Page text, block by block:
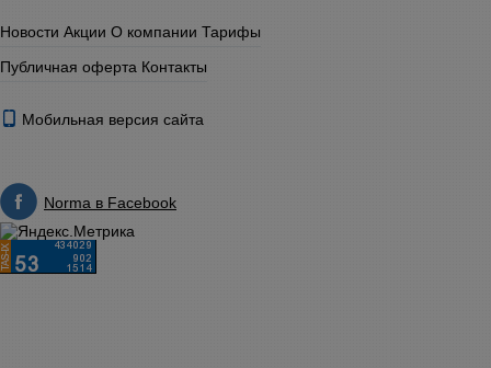
Новости Акции О компании Тарифы
Публичная оферта Контакты
Мобильная версия сайта
Norma в Facebook